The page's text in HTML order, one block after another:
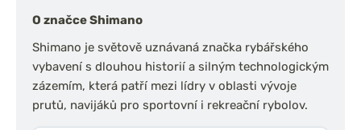
O značce Shimano
Shimano je světově uznávaná značka rybářského
vybavení s dlouhou historií a silným technologickým
zázemím, která patří mezi lídry v oblasti vývoje
prutů, navijáků pro sportovní i rekreační rybolov.